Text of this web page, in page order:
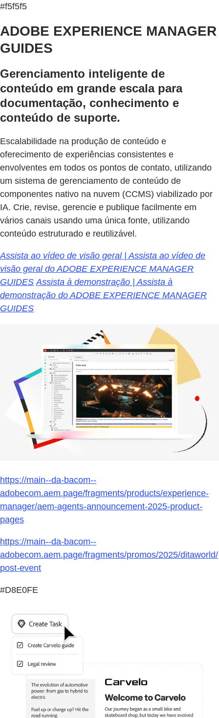
#f5f5f5
ADOBE EXPERIENCE MANAGER
GUIDES
Gerenciamento inteligente de
conteúdo em grande escala para
documentação, conhecimento e
conteúdo de suporte.
Escalabilidade na produção de conteúdo e
oferecimento de experiências consistentes e
envolventes em todos os pontos de contato, utilizando
um sistema de gerenciamento de conteúdo de
componentes nativo na nuvem (CCMS) viabilizado por
IA. Crie, revise, gerencie e publique facilmente em
vários canais usando uma única fonte, utilizando
conteúdo estruturado e reutilizável.
Assista ao vídeo de visão geral | Assista ao vídeo de
visão geral do ADOBE EXPERIENCE MANAGER
GUIDES Assista à demonstração | Assista à
demonstração do ADOBE EXPERIENCE MANAGER
GUIDES
https://main--da-bacom--
adobecom.aem.page/fragments/products/experience-
manager/aem-agents-announcement-2025-product-
pages
https://main--da-bacom--
adobecom.aem.page/fragments/promos/2025/ditaworld/
post-event
#D8E0FE